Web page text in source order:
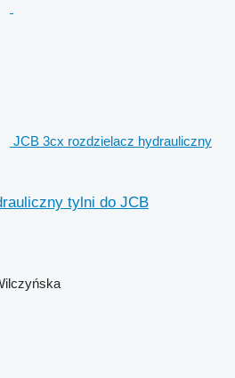
JCB 3cx rozdzielacz hydrauliczny
tylni do JCB